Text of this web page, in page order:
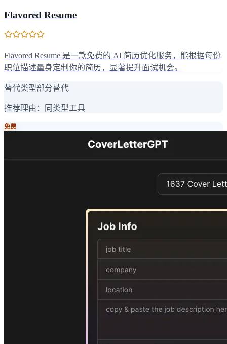
Flavored Resume
Flavored Resume 是一款免费的 AI 简历优化服务，能根据每份
职位描述量身定制你的简历，显著提升面试机会。
替代类型部分替代
推荐理由： 同类型工具
免费